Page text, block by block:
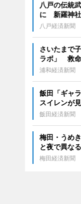
八戸の伝統
に 新羅神社
八戸経済新聞
さいたまで
ラボ」 救
浦和経済新聞
飯田「ギャ
スイレンが
飯田経済新聞
梅田・うめ
と夜で異な
梅田経済新聞